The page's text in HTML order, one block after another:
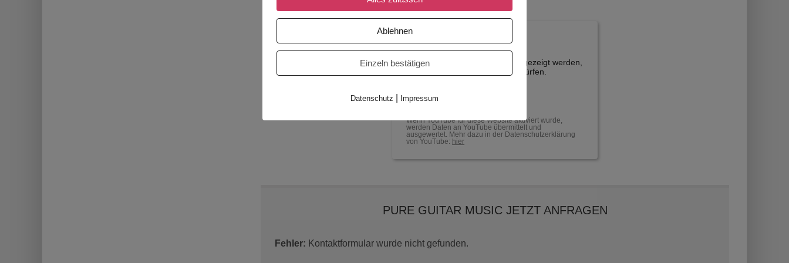
YouTube aktivieren?
YouTube Videos können nur angezeigt werden,
wenn Cookies gesetzt werden dürfen.
Akzeptieren
Wenn YouTube für diese Website aktiviert wurde,
werden Daten an YouTube übermittelt und
ausgewertet. Mehr dazu in der Datenschutzerklärung
von YouTube: hier
PURE GUITAR MUSIC JETZT ANFRAGEN
Fehler: Kontaktformular wurde nicht gefunden.
Ablehnen
Einzeln bestätigen
Datenschutz Impressum